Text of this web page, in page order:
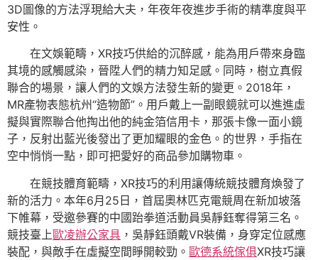
3D圖像的方法浮現給大夫，年夜年夜進步手術的精準度與平
安性。
在文娛範疇，XR技巧供給的沉醉感，能為用戶帶來身臨
其境的感觸感染，晉陞人們的精力知足感。同時，樹立真假
聯合的場景，讓人們的文娛方法發生新的變更。2018年，
MR產物表態杭州“造物節”。用戶戴上一副眼鏡就可以進進虛
擬與實際聯合他掏出他的純金箔信用卡，那張卡像一面小鏡
子，反射出藍光後發出了更加耀眼的金色。的世界，手指在
空中悄悄一點，即可把愛好的商品參加購物車。
在競技體育範疇，XR技巧的利用讓傳統競技體育煥發了
新的活力。本年6月25日，首屆奧林匹克電競周在新加坡落
下帷幕，受邀參賽的中國跆拳道活動員吳靜鈺奪得第三名。
競技臺上歐凌辦公家具 ，吳靜鈺頭戴VR裝備，身穿定位感應
裝配，與敵手在虛擬空間睜開較勁。 歐德系統傢俱XR技巧讓